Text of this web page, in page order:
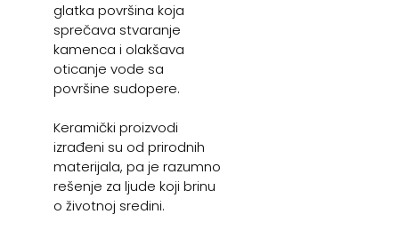
glatka površina koja
sprečava stvaranje
kamenca i olakšava
oticanje vode sa
površine sudopere.
Keramički proizvodi
izrađeni su od prirodnih
materijala, pa je razumno
rešenje za ljude koji brinu
o životnoj sredini.